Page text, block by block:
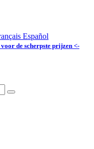
Español
de scherpste prijzen <-